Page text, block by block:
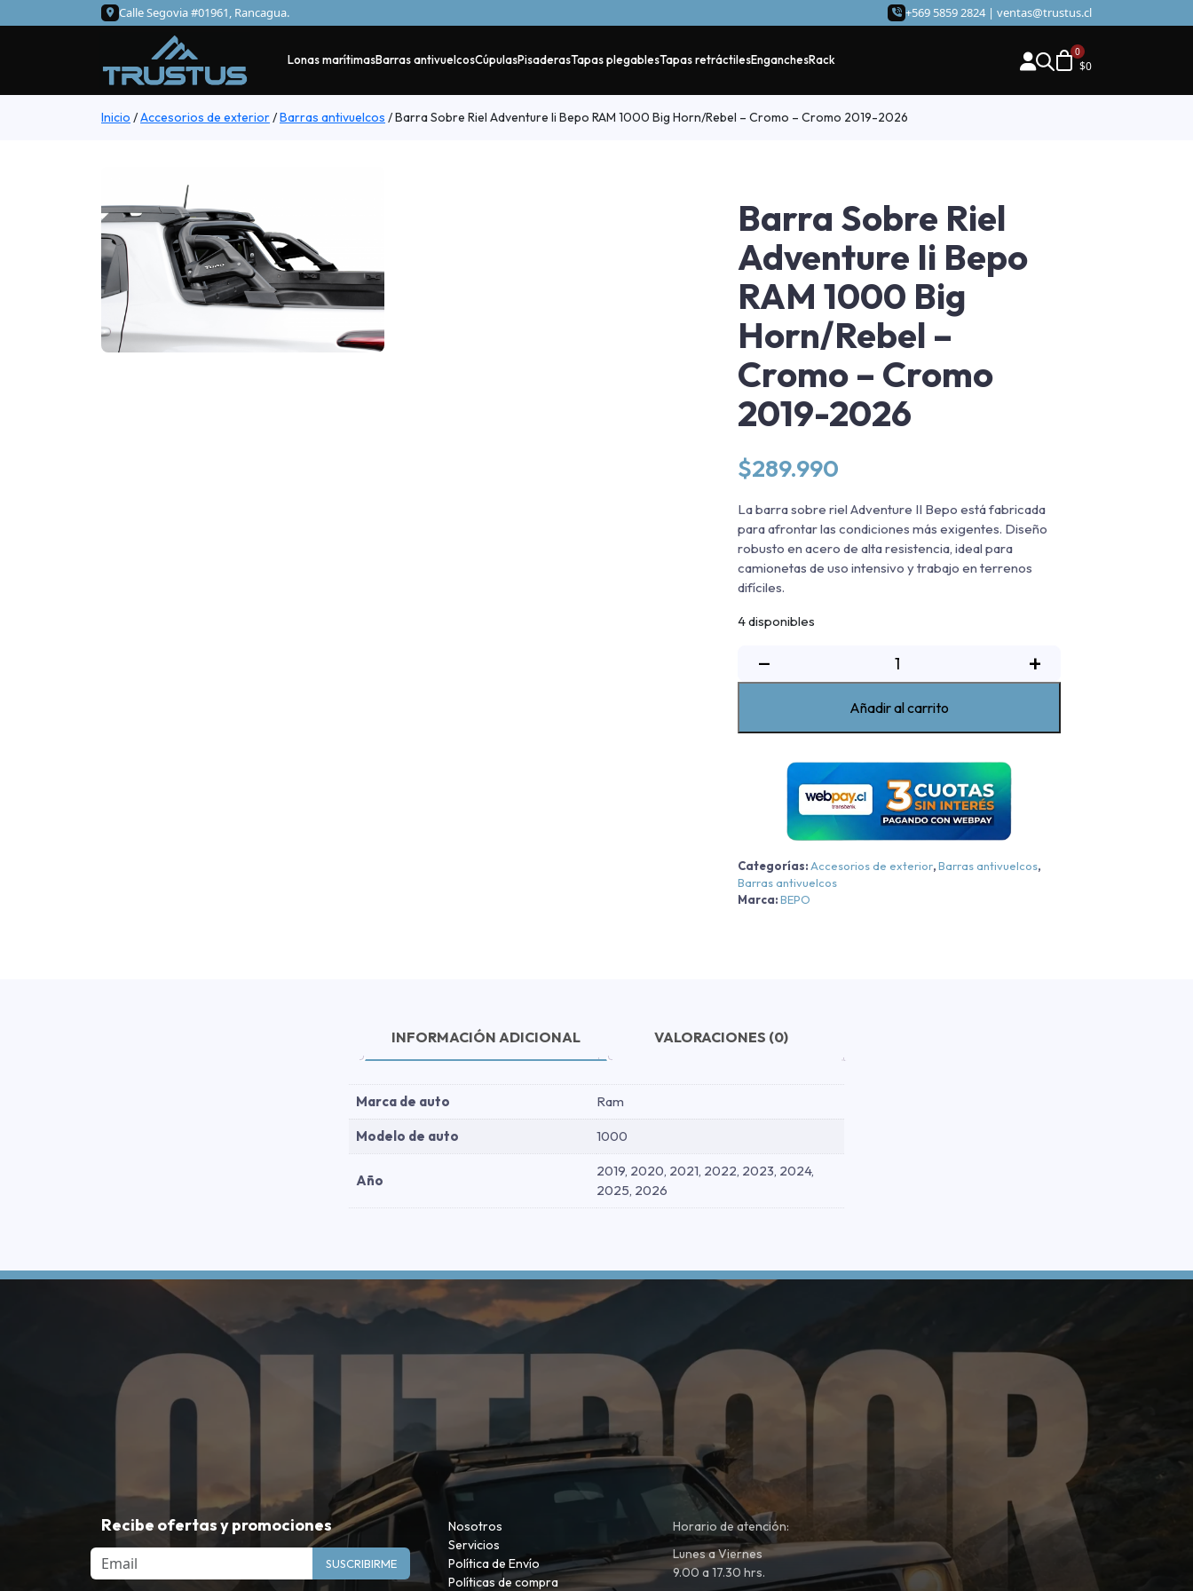
Calle Segovia #01961, Rancagua. +569 5859 2824 | ventas@trustus.cl
Lonas marítimasBarras antivuelcosCúpulasPisaderasTapas plegablesTapas retráctilesEnganchesRack $0
Inicio /Accesorios de exterior/Barras antivuelcos /Barra Sobre Riel Adventure Ii Bepo RAM 1000 Big Horn/Rebel – Cromo – Cromo 2019-2026
Barra Sobre Riel
Adventure Ii Bepo
RAM 1000 Big
Horn/Rebel –
Cromo – Cromo
2019-2026
$289.990
La barra sobre riel Adventure II Bepo está fabricada
para afrontar las condiciones más exigentes. Diseño
robusto en acero de alta resistencia, ideal para
camionetas de uso intensivo y trabajo en terrenos
difíciles.
4 disponibles
−
Bepo
RAM
1000
Big
-
Cromo
+
Añadir al carrito
Categorías: Accesorios de exterior,Barras antivuelcos,
Barras antivuelcos
Marca:BEPO
INFORMACIÓN ADICIONAL VALORACIONES (0)
Marca de auto Ram
Modelo de auto 1000
Año
2019, 2020, 2021, 2022, 2023, 2024,
2025, 2026
Recibe ofertas y promociones
Email SUSCRIBIRME
Nosotros
Servicios
Política de Envío
Políticas de compra
Horario de atención:
Lunes a Viernes
9.00 a 17.30 hrs.